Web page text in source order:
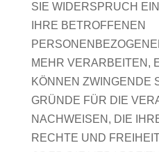
SIE WIDERSPRUCH
IHRE BETROFFENEN
MEHR VERARBEITEN,
KÖNNEN ZWINGENDE
GRÜNDE FÜR DIE
NACHWEISEN, DIE
RECHTE UND